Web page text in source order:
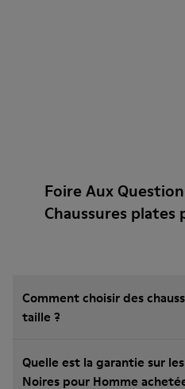
Foire Aux
Chaussures
Comment choisir des
taille ?
Quelle est la garantie sur
Noires pour Homme